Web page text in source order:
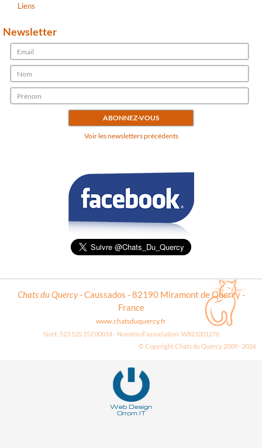
Liens
Newsletter
Voir les newsletters précédents
Chats du Quercy- Caussados - 82190 Miramont de Quercy -
France
www.chatsduquercy.fr
Siret: 523 525 152 00014 - Numéro d'association: W821001276
© Copyright Chats du Quercy 2009 - 2026
Web Design
Orrom IT